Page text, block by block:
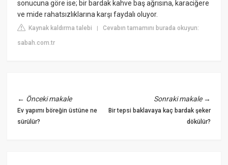
sonucuna göre ise; bir bardak kahve baş ağrısına, karaciğere
ve mide rahatsızlıklarına karşı faydalı oluyor.
Kaynak kaldırma talebi |Cevabın tamamını burada okuyun:
sabah.com.tr
← Önceki makale
Ev yapımı böreğin üstüne ne
sürülür?
Sonraki makale→
Bir tepsi baklavaya kaç bardak şeker
dökülür?